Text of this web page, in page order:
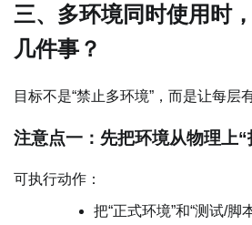
三、多环境同时使用时
几件事？
目标不是“禁止多环境”，而是让每层
注意点一：先把环境从物理上“
可执行动作：
把“正式环境”和“测试/脚